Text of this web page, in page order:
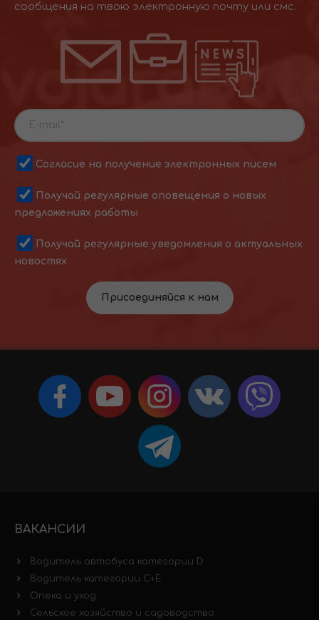
сообщения на твою электронную почту или смс.
Согласие на получение электронных писем
Получай регулярные оповещения о новых
предложениях работы
Получай регулярные уведомления о актуальных
новостях
Присоединяйся к нам
ВАКАНСИИ
Водитель автобуса категории D
Водитель категории C+E
Опека и уход
Сельское хозяйство и садоводство